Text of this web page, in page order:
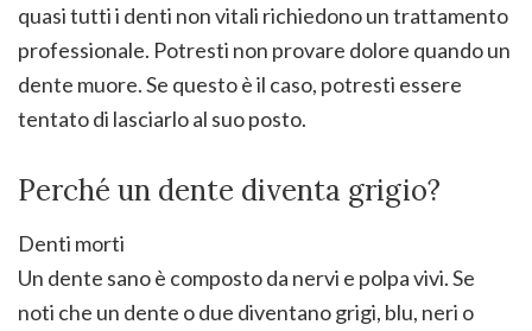
quasi tutti i denti non vitali richiedono un trattamento
professionale. Potresti non provare dolore quando un
dente muore. Se questo è il caso, potresti essere
tentato di lasciarlo al suo posto.
Perché un dente diventa grigio?
Denti morti
Un dente sano è composto da nervi e polpa vivi. Se
noti che un dente o due diventano grigi, blu, neri o